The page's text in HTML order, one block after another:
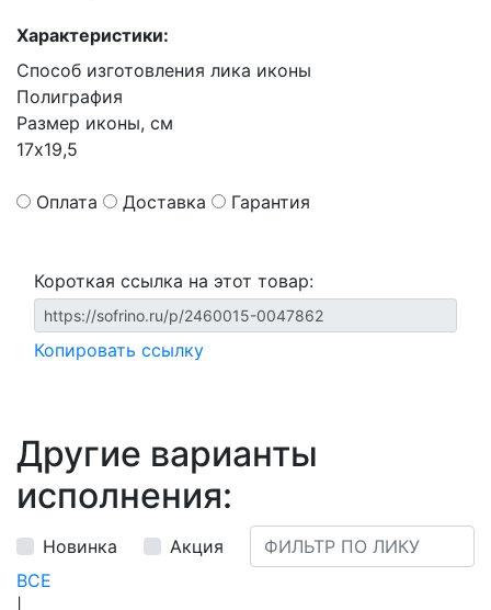
Характеристики:
Способ изготовления лика иконы
Полиграфия
Размер иконы, см
17х19,5
Оплата Доставка Гарантия
Короткая ссылка на этот товар:
Копировать ссылку
Другие варианты
исполнения:
Новинка
Акция
ВСЕ